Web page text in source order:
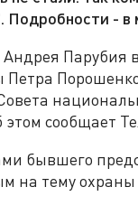
Подробности - в
Парубия
Петра
сообщает
бывшего
на тему